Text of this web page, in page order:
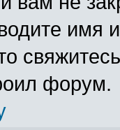
имя
форум.